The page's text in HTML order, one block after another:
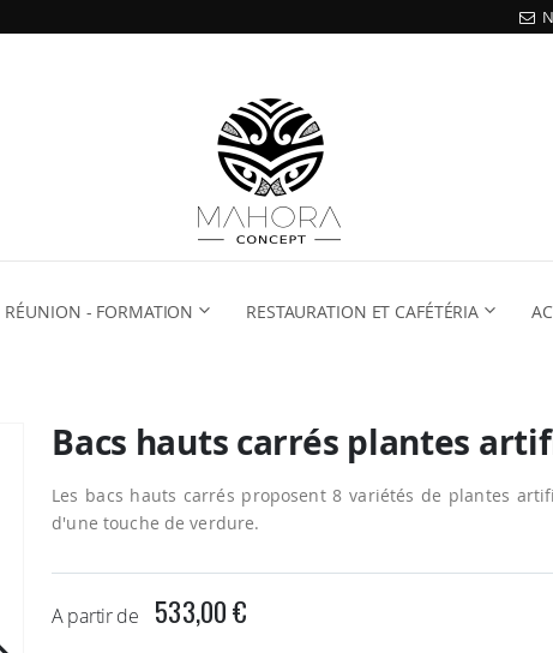
RÉUNION - FORMATION RESTAURATION ET CAFÉTÉRIA
Bacs hauts carrés plantes
Les bacs hauts carrés proposent 8 variétés de plantes
d'une touche de verdure.
A partir de 533,00 €